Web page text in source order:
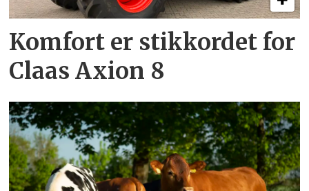
Komfort er stikkordet for
Claas Axion 8